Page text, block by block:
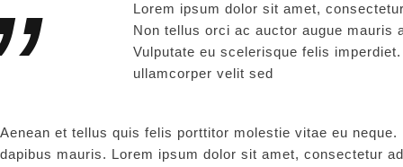
Lorem ipsum dolor sit amet,
Non tellus orci ac auctor augue mauris
Vulputate eu scelerisque felis
ullamcorper velit sed
Aenean et tellus quis felis porttitor molestie vitae eu
dapibus mauris. Lorem ipsum dolor sit amet, consectetur